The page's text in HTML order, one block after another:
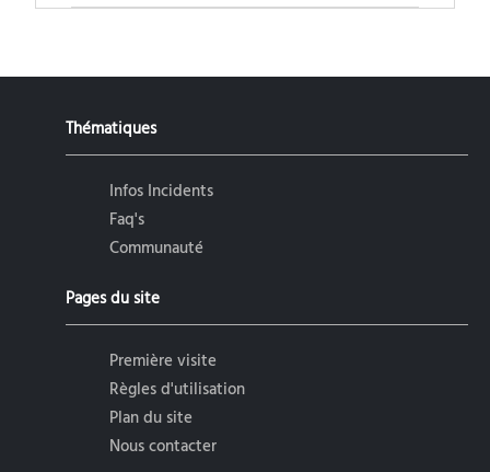
Thématiques
Infos Incidents
Faq's
Communauté
Pages du site
Première visite
Règles d'utilisation
Plan du site
Nous contacter